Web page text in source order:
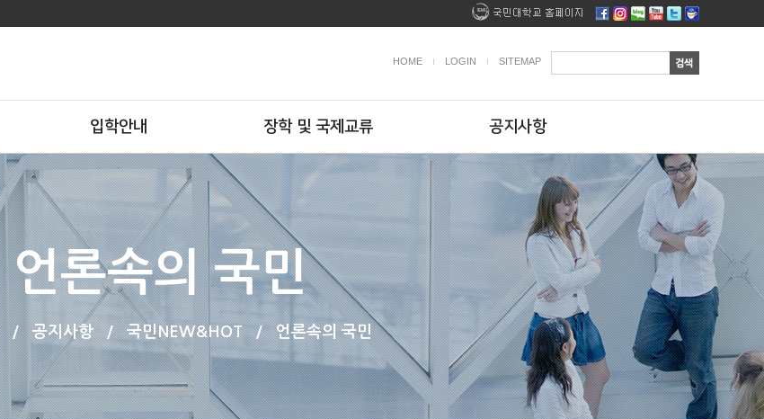
HOME LOGIN SITEMAP
입학안내 장학 및 국제교류 공지사항
언론속의 국민
/ 공지사항 / 국민NEW&HOT / 언론속의 국민